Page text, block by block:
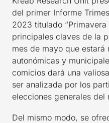
del primer Informe
2023 titulado
principales claves de la
mes de mayo que
autonómicas y
comicios dará una
ser analizada por los
elecciones generales del
Del mismo modo, se